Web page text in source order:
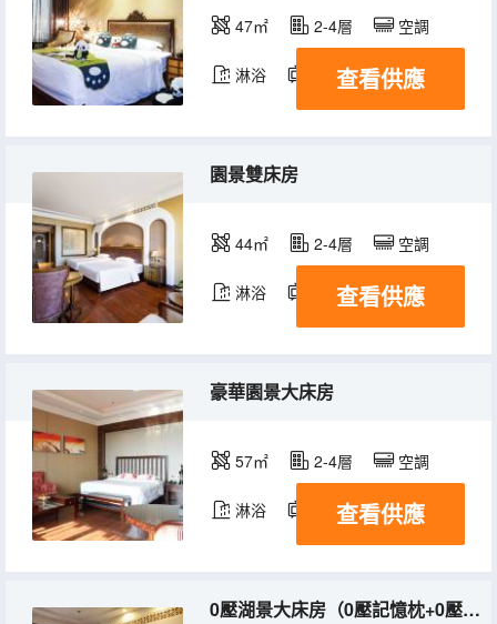
47㎡ 2-4層 空調
淋浴 電視機 冰箱
查看供應
園景雙床房
44㎡ 2-4層 空調
淋浴 電視機 冰箱
查看供應
豪華園景大床房
57㎡ 2-4層 空調
淋浴 電視機 冰箱
查看供應
0壓湖景大床房（0壓記憶枕+0壓床墊）